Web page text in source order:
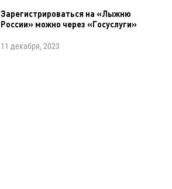
Зарегистрироваться на «Лыжню
России» можно через «Госуслуги»
11 декабря, 2023